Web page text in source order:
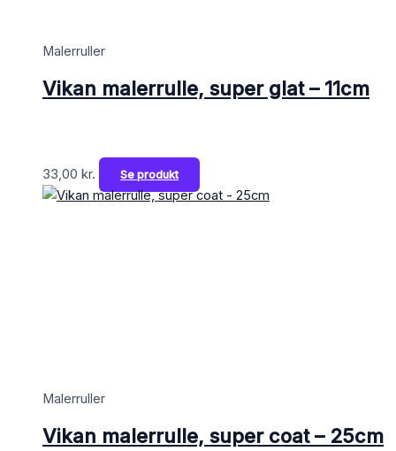
Malerruller
Vikan malerrulle, super glat – 11cm
33,00 kr. Se produkt
Malerruller
Vikan malerrulle, super coat – 25cm